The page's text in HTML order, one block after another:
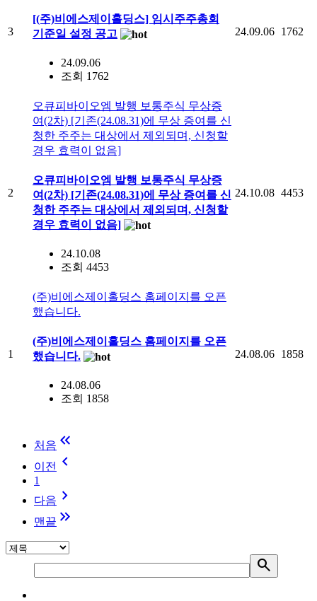
3
[(주)비에스제이홀딩스] 임시주주총회
기준일 설정 공고
24.09.06
조회 1762
24.09.06 1762
2
오큐피바이오엠 발행 보통주식 무상증
여(2차) [기존(24.08.31)에 무상 증여를 신
청한 주주는 대상에서 제외되며, 신청할
경우 효력이 없음]
오큐피바이오엠 발행 보통주식 무상증
여(2차) [기존(24.08.31)에 무상 증여를 신
청한 주주는 대상에서 제외되며, 신청할
경우 효력이 없음]
24.10.08
조회 4453
24.10.08 4453
1
(주)비에스제이홀딩스 홈페이지를 오픈
했습니다.
(주)비에스제이홀딩스 홈페이지를 오픈
했습니다.
24.08.06
조회 1858
24.08.06 1858
처음 keyboard_double_arrow_left
이전 keyboard_arrow_left
1
다음 keyboard_arrow_right
맨끝 keyboard_double_arrow_right
search